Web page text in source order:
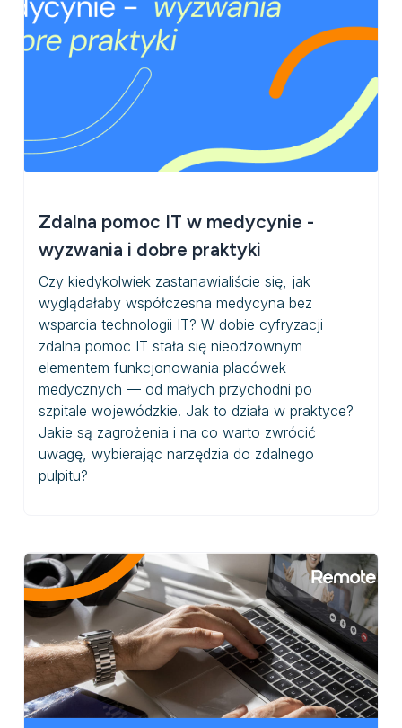
Zdalna pomoc IT w medycynie -
wyzwania i dobre praktyki
Czy kiedykolwiek zastanawialiście się, jak
wyglądałaby współczesna medycyna bez
wsparcia technologii IT? W dobie cyfryzacji
zdalna pomoc IT stała się nieodzownym
elementem funkcjonowania placówek
medycznych — od małych przychodni po
szpitale wojewódzkie. Jak to działa w praktyce?
Jakie są zagrożenia i na co warto zwrócić
uwagę, wybierając narzędzia do zdalnego
pulpitu?